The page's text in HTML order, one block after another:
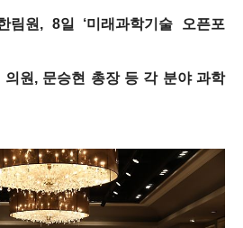
림원 , 8일 ‘미래과학기술 오픈포
의원 , 문승현 총장 등 각 분야 과학